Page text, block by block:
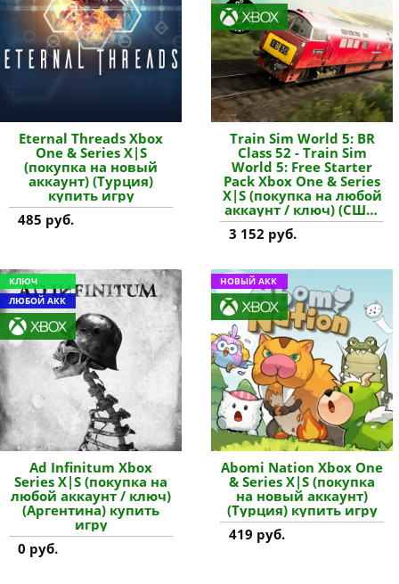
Eternal Threads Xbox
One & Series X|S
(покупка на новый
аккаунт) (Турция)
купить игру
485 руб.
Train Sim World 5: BR
Class 52 - Train Sim
World 5: Free Starter
Pack Xbox One & Series
X|S (покупка на любой
аккаунт / ключ) (США)
купить дополнение
3 152 руб.
КЛЮЧ
ЛЮБОЙ АКК
Ad Infinitum Xbox
Series X|S (покупка на
любой аккаунт / ключ)
(Аргентина) купить
игру
0 руб.
НОВЫЙ АКК
Abomi Nation Xbox One
& Series X|S (покупка
на новый аккаунт)
(Турция) купить игру
419 руб.